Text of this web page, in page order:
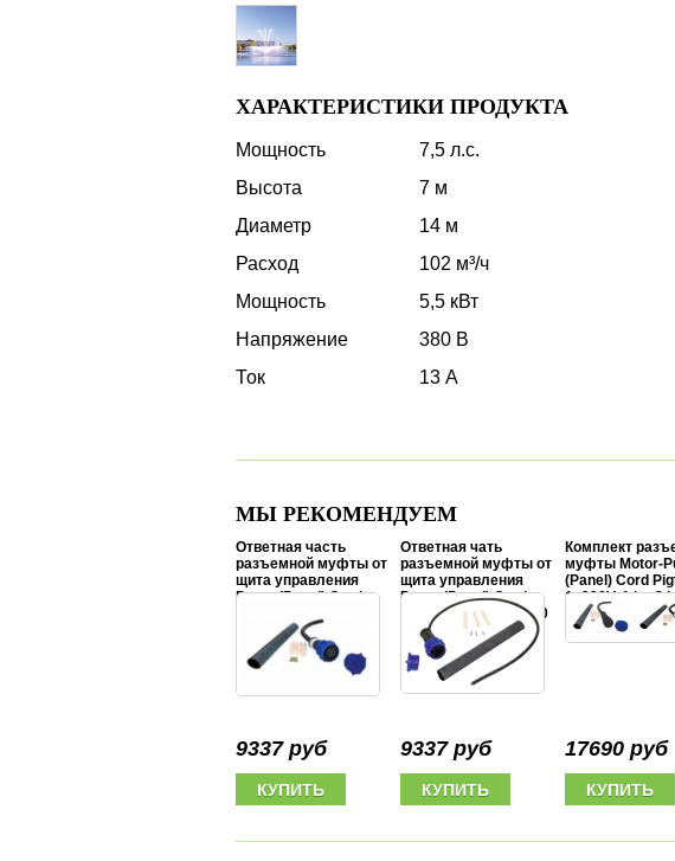
ХАРАКТЕРИСТИКИ ПРОДУКТА
Мощность
7,5 л.с.
Высота
7 м
Диаметр
14 м
Расход
102 м³/ч
Мощность
5,5 кВт
Напряжение
380 В
Ток
13 А
МЫ РЕКОМЕНДУЕМ
Ответная часть
разъемной муфты от
щита управления
Pump (Panel) Cord
hp, 3x6,0 mm2
9337 руб
Ответная чать
разъемной муфты от
щита управления
Pump (Panel) Cord
Pigtai 3x380V, 5 hp-20
hp, 4x6,0 mm2
9337 руб
Комплект
муфты Motor-
(Panel) Cord
1x220V, 1 hp-3
mm2
17690 руб